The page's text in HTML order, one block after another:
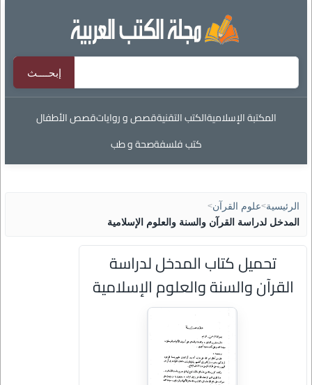
المكتبة الإسلاميةالكتب التقنيةقصص و رواياتقصص الأطفال
كتب فلسفةصحة و طب
الرئيسية>علوم القرآن>
المدخل لدراسة القرآن والسنة والعلوم الإسلامية
تحميل كتاب المدخل لدراسة
القرآن والسنة والعلوم الإسلامية